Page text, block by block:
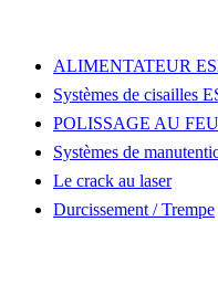
ALIMENTATEUR
Systèmes de cisailles
POLISSAGE AU FEU
Systèmes de
Le crack au laser
Durcissement / Trempe